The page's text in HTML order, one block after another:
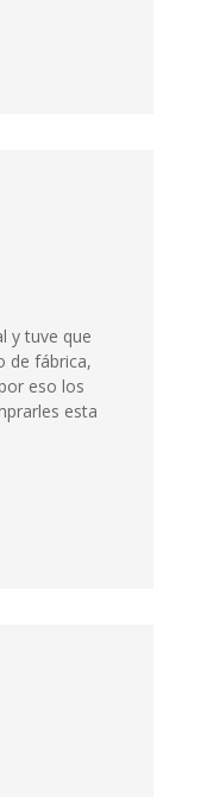
y tuve que
de fábrica,
eso los
esta